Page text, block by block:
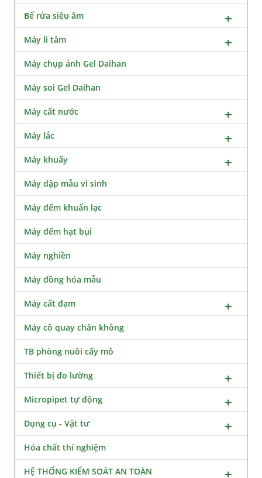
Bể rửa siêu âm
Máy li tâm
Máy chụp ảnh Gel Daihan
Máy soi Gel Daihan
Máy cất nước
Máy lắc
Máy khuấy
Máy dập mẫu vi sinh
Máy đếm khuẩn lạc
Máy đếm hạt bụi
Máy nghiền
Máy đồng hóa mẫu
Máy cất đạm
Máy cô quay chân không
TB phòng nuôi cấy mô
Thiết bị đo lường
Micropipet tự động
Dụng cụ - Vật tư
Hóa chất thí nghiệm
HỆ THỐNG KIỂM SOÁT AN TOÀN